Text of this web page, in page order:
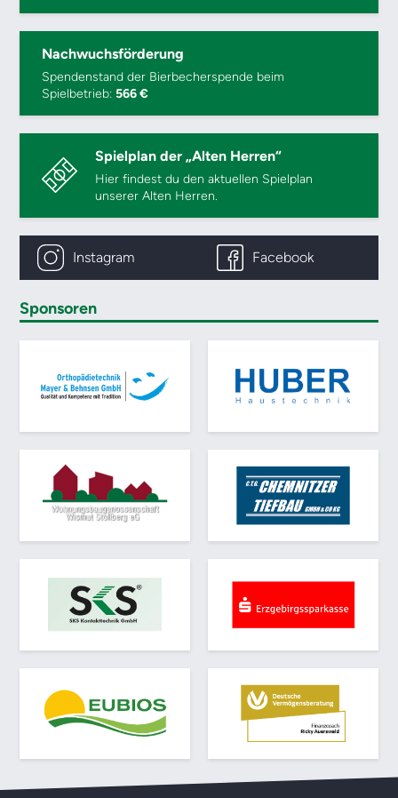
Nachwuchsförderung
Spendenstand der Bierbecherspende beim
Spielbetrieb:566 €
Spielplan der „Alten Herren“
Hier findest du den aktuellen Spielplan
unserer Alten Herren.
Instagram Facebook
Sponsoren